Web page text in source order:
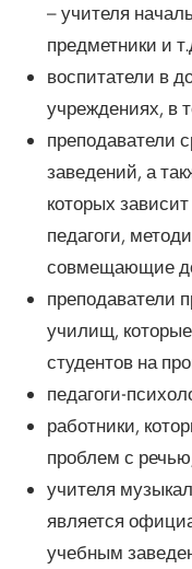
– учителя
предметники и
воспитатели в
учреждениях, в
преподаватели
заведений, а
которых
педагоги,
совмещающие
преподаватели
училищ,
студентов на
педагоги-
работники,
проблем с
учителя
является
учебным